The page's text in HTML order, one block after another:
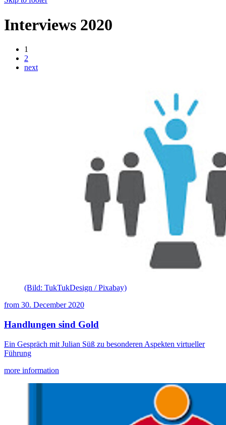
Interviews 2020
1
2
next
(Bild: TukTukDesign / Pixabay)
from 30. December 2020
Handlungen sind Gold
Ein Gespräch mit Julian Süß zu besonderen Aspekten virtueller
Führung
more information